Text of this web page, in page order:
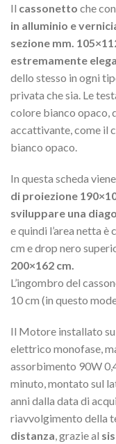
Il cassonetto che
in alluminio e
sezione mm.
estremamente
dello stesso in ogni
privata che sia. Le
colore bianco opaco,
accattivante, come il
bianco opaco.
In questa scheda
di proiezione
sviluppare una
e quindi l’area netta
cm e drop nero
200×162 cm.
L’ingombro del
10 cm (in questo
Il Motore installato
elettrico monofase,
assorbimento 90W
minuto, montato sul
anni dalla data di
riavvolgimento della
distanza , grazie al